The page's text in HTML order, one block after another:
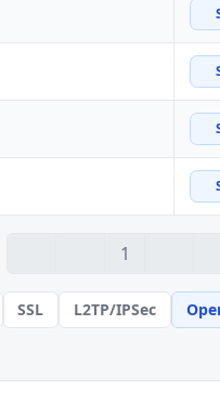
1
SSL L2TP/IPSec